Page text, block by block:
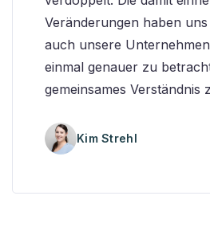
Veränderungen haben
auch unsere
einmal genauer zu
gemeinsames Verständnis
Kim Strehl